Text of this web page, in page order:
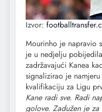
Izvor:
Mourinho je napravio
je u nedjelju
zadržavajući Kanea
signalizirao je
kvalifikaciju za Ligu
Kane radi sve. Radi
golove. Zadužen je za